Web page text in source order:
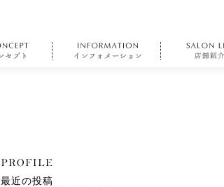
最近の投稿